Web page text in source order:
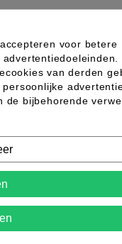
voor betere
van derden
de bijbehorende